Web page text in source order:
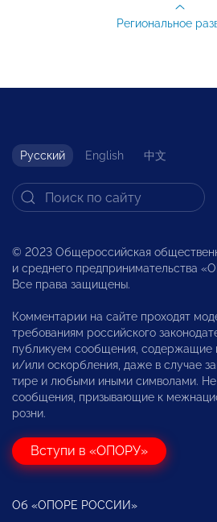
Региональное
Русский English 中文
© 2023 Общероссийская
и среднего предпринимательства
Все права защищены.
Комментарии на сайте проходят
требованиям российского
публикуем сообщения, содержащие
и/или оскорбления, даже в случае
тире и любыми иными символами. Не
сообщения, призывающие к
розни.
Вступи в «ОПОРУ»
Об «ОПОРЕ РОССИИ»